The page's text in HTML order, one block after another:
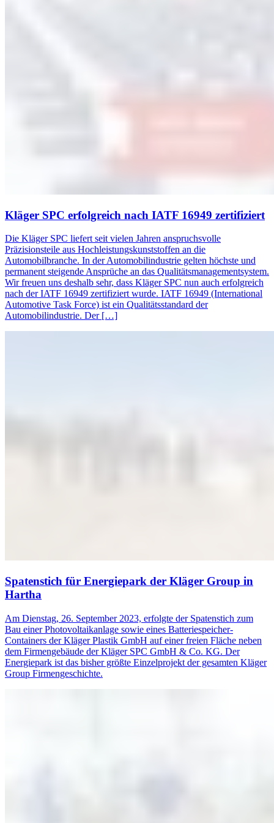
Kläger SPC erfolgreich nach IATF 16949 zertifiziert
Die Kläger SPC liefert seit vielen Jahren anspruchsvolle
Präzisionsteile aus Hochleistungskunststoffen an die
Automobilbranche. In der Automobilindustrie gelten höchste und
permanent steigende Ansprüche an das Qualitätsmanagementsystem.
Wir freuen uns deshalb sehr, dass Kläger SPC nun auch erfolgreich
nach der IATF 16949 zertifiziert wurde. IATF 16949 (International
Automotive Task Force) ist ein Qualitätsstandard der
Automobilindustrie. Der […]
Spatenstich für Energiepark der Kläger Group in
Hartha
Am Dienstag, 26. September 2023, erfolgte der Spatenstich zum
Bau einer Photovoltaikanlage sowie eines Batteriespeicher-
Containers der Kläger Plastik GmbH auf einer freien Fläche neben
dem Firmengebäude der Kläger SPC GmbH & Co. KG. Der
Energiepark ist das bisher größte Einzelprojekt der gesamten Kläger
Group Firmengeschichte.